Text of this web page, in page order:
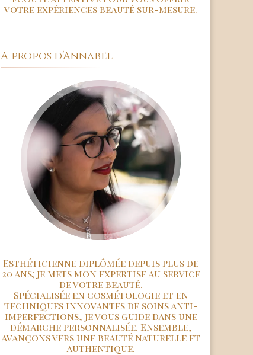
votre expériences beauté sur-mesure.
A propos d’Annabel
Esthéticienne diplômée depuis plus de
20 ans; je mets mon expertise au service
de votre beauté.
Spécialisée en cosmétologie et en
techniques innovantes de soins anti-
imperfections, je vous guide dans une
démarche personnalisée. Ensemble,
avançons vers une beauté naturelle et
authentique.